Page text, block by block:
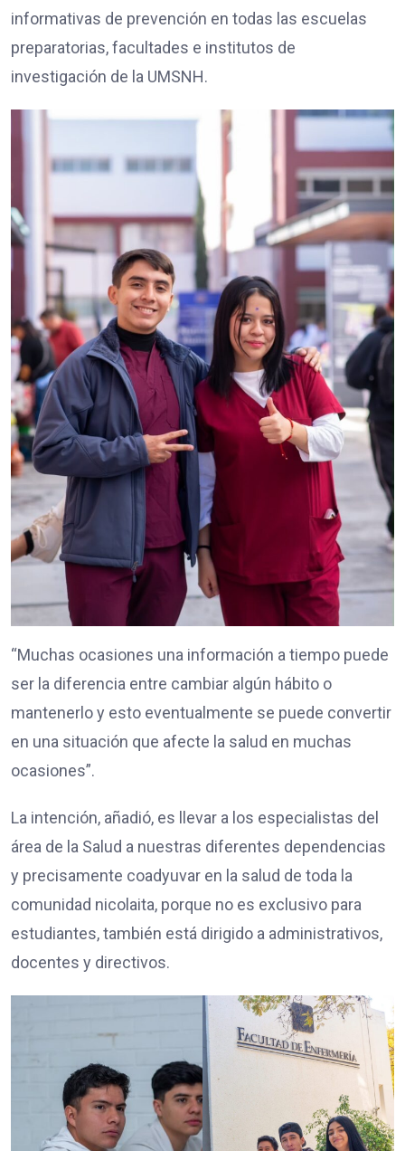
informativas de prevención en todas las escuelas
preparatorias, facultades e institutos de
investigación de la UMSNH.
“Muchas ocasiones una información a tiempo puede
ser la diferencia entre cambiar algún hábito o
mantenerlo y esto eventualmente se puede convertir
en una situación que afecte la salud en muchas
ocasiones”.
La intención, añadió, es llevar a los especialistas del
área de la Salud a nuestras diferentes dependencias
y precisamente coadyuvar en la salud de toda la
comunidad nicolaita, porque no es exclusivo para
estudiantes, también está dirigido a administrativos,
docentes y directivos.